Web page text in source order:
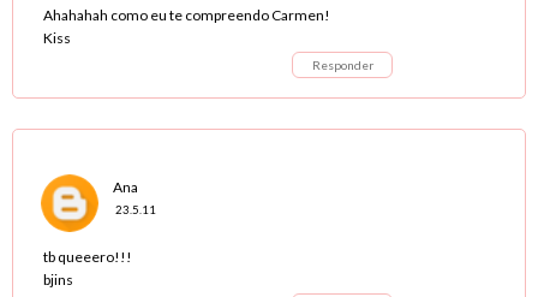
Ahahahah como eu te compreendo Carmen!
Kiss
Responder
Ana
23.5.11
tb queeero!!!
bjins